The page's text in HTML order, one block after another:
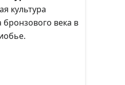
культура
бронзового века в